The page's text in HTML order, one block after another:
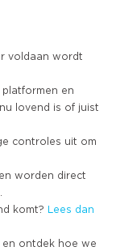
voldaan wordt
platformen en
lovend is of juist
controles uit om
worden direct
komt?
Lees dan
en ontdek hoe we